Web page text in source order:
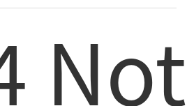
Not